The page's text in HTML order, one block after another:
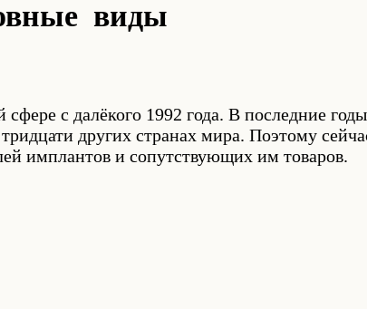
виды
с далёкого 1992 года. В последние
других странах мира. Поэтому
имплантов и сопутствующих им товаров.